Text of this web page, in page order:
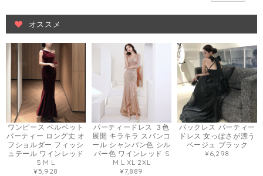
オススメ
ワンピース ベルベット
パーティー ロング丈 オ
フショルダー フィッシ
ュテール ワインレッド
S M L
¥5,928
パーティードレス ３色
展開 キラキラ スパンコ
ール シャンパン色 シル
バー色 ワインレッド S
M L XL 2XL
¥7,889
バックレス パーティー
ドレス 女っぽさが漂う
ベージュ ブラック
¥6,298